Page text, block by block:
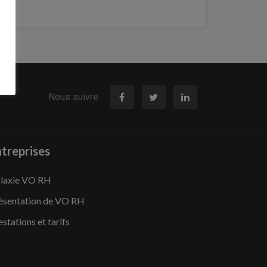
Nous suivre
VO RH
de VO RH
et tarifs